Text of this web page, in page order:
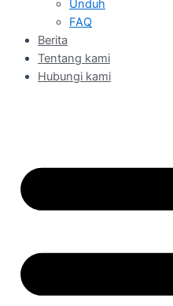
Unduh
FAQ
Berita
Tentang kami
Hubungi kami